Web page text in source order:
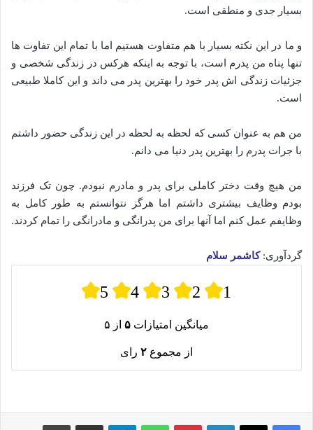
بسیار جدی و منطقی است.
و ما در این نکته بسیار با هم متفاوت هستیم اما با تمام این تفاوت ها
تنها پناه من پدرم است، با توجه به اینکه هرکس در زندگی شخصی و
جزئیات زندگی اش پدر خود را بهترین پدر می داند و این کاملا طبیعی
است.
من هم به عنوان کسی که لحظه به لحظه در این زندگی حضور داشتم
با جرات پدرم را بهترین پدر دنیا می دانم.
من هیچ وقت دختر کاملی برای پدر و مادرم نبودم. چون تک فرزند
بودم وظایف بیشتری داشتم اما هرگز نتوانستم به طور کامل به
وظایفم عمل کنم اما آنها برای من پدرانگی و مادرانگی را تمام کردند.
گردآوری:کاشمر سلام
5 4 3 2 1
میانگین امتیازات ۵ از ۵
از مجموع ۲ رای
لینکدین پینترستواتس آپ تلگرام اشتراک گذاری از طریق ایمیل چاپ